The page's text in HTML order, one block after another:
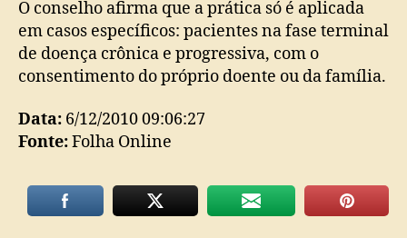
O conselho afirma que a prática só é aplicada
em casos específicos: pacientes na fase terminal
de doença crônica e progressiva, com o
consentimento do próprio doente ou da família.
Data: 6/12/2010 09:06:27
Fonte:Folha Online